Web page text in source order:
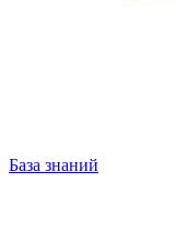
База знаний